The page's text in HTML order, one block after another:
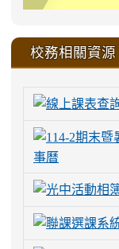
校務相關資源
事曆